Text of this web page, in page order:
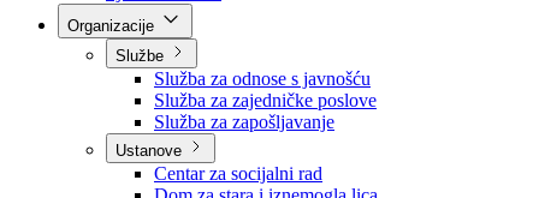
Ured Vlade i Premijera
Nadležnosti
Sjednice Vlade
Službe
Služba za odnose s javnošću
Služba za zajedničke poslove
Služba za zapošljavanje